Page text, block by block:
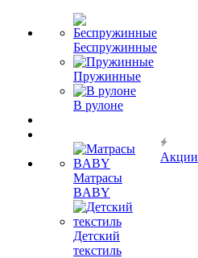
Беспружинные
Пружинные
В рулоне
Матрасы
BABY
Детский
текстиль
Акции